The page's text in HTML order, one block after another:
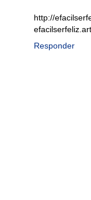
http://
Responder